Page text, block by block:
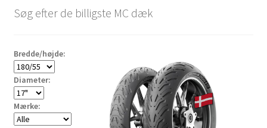
Søg efter de billigste MC dæk
Bredde/højde:
Diameter:
Mærke: